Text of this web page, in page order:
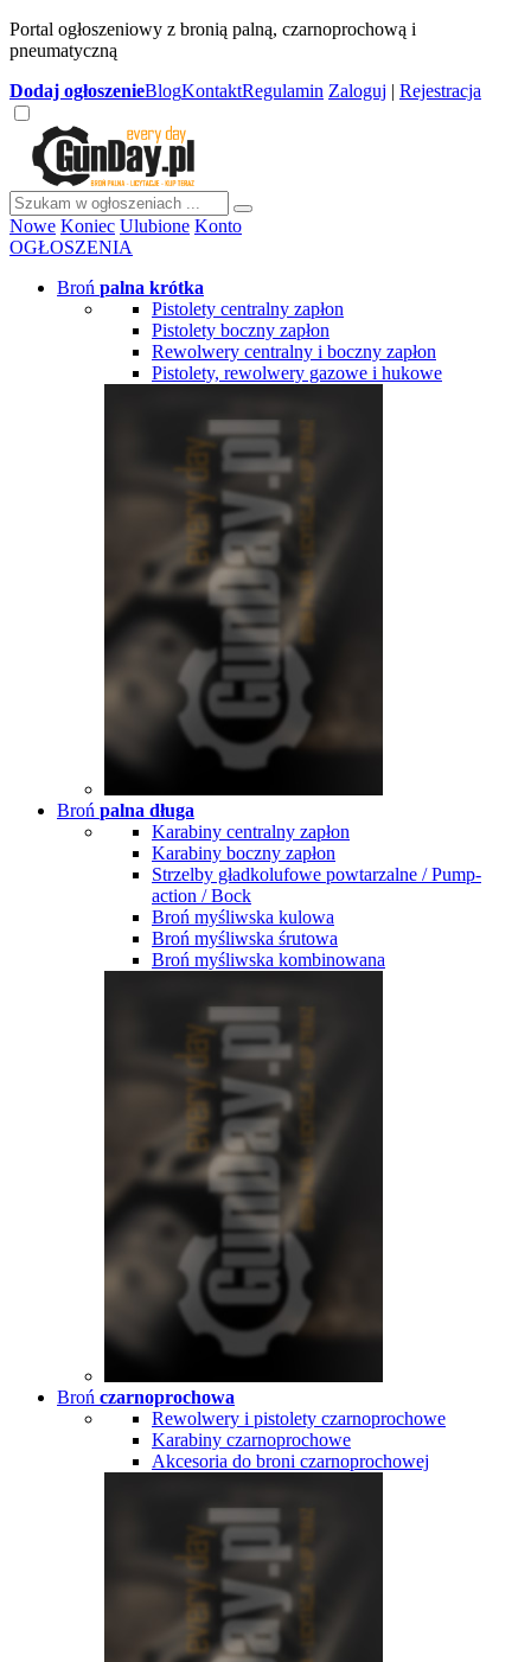
Portal ogłoszeniowy z bronią palną, czarnoprochową i
pneumatyczną
Dodaj ogłoszenieBlogKontaktRegulamin Zaloguj | Rejestracja
Nowe Koniec Ulubione Konto
OGŁOSZENIA
Broń palna krótka
Pistolety centralny zapłon
Pistolety boczny zapłon
Rewolwery centralny i boczny zapłon
Pistolety, rewolwery gazowe i hukowe
Broń palna długa
Karabiny centralny zapłon
Karabiny boczny zapłon
Strzelby gładkolufowe powtarzalne / Pump-
action / Bock
Broń myśliwska kulowa
Broń myśliwska śrutowa
Broń myśliwska kombinowana
Broń czarnoprochowa
Rewolwery i pistolety czarnoprochowe
Karabiny czarnoprochowe
Akcesoria do broni czarnoprochowej